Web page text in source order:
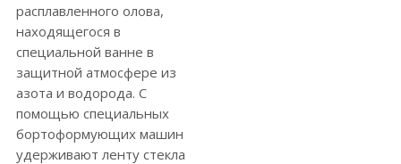
расплавленного олова,
находящегося в
специальной ванне в
защитной атмосфере из
азота и водорода. С
помощью специальных
бортоформующих машин
удерживают ленту стекла